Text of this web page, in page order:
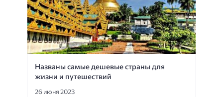
Названы самые дешевые страны для
жизни и путешествий
26 июня 2023